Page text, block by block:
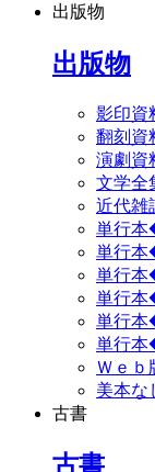
出版物
出版物
影印資
翻刻資
演劇資
文学全
近代雑
単行
単行本
単行
単行
単行本
単行
Ｗｅｂ
美本な
古書
古書